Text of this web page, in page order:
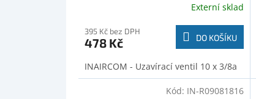
Externí sklad
395 Kč bez DPH
478 Kč DO KOŠÍKU
INAIRCOM - Uzavírací ventil 10 x 3/8a
Kód: IN-R09081816